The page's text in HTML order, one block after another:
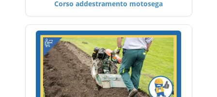
Corso addestramento motosega